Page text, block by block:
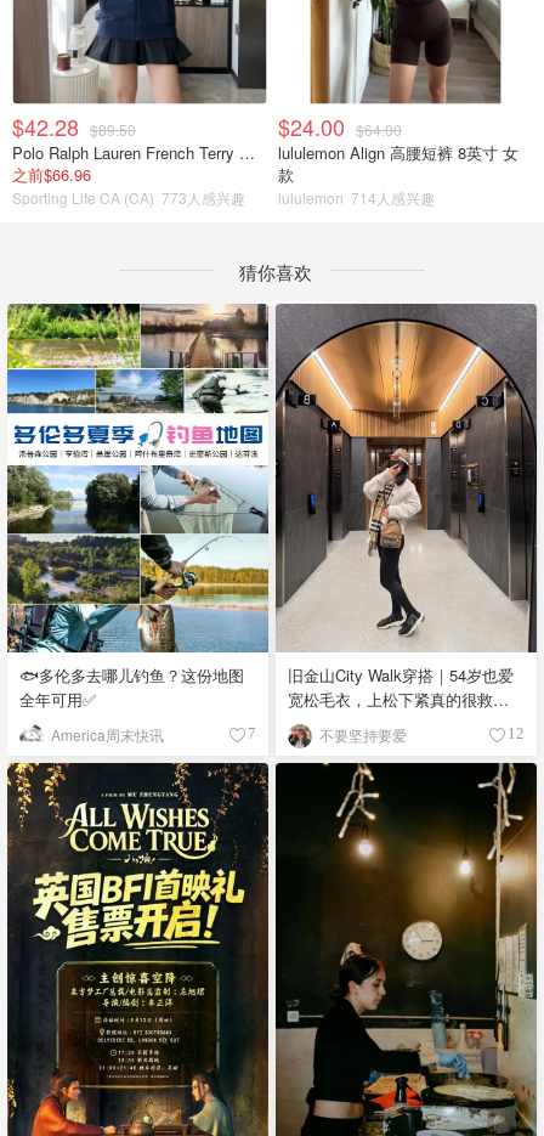
$42.28 $89.50
Polo Ralph Lauren French Terry 女童连帽卫衣 7-16码
之前$66.96
Sporting Life CA (CA) 773人感兴趣
$24.00 $64.00
lululemon Align 高腰短裤 8英寸 女
款
lululemon 714人感兴趣
猜你喜欢
🐟多伦多去哪儿钓鱼？这份地图
全年可用✅
America周末快讯 7
旧金山City Walk穿搭｜54岁也爱
宽松毛衣，上松下紧真的很救比
例
不要坚持要爱 12